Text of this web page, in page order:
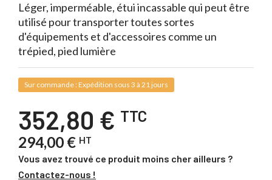
Léger, imperméable, étui incassable qui peut être
utilisé pour transporter toutes sortes
d'équipements et d'accessoires comme un
trépied, pied lumière
Sur commande : Expédition sous 3 à 21 jours
352,80 € TTC
294,00 € HT
Vous avez trouvé ce produit moins cher ailleurs ?
Contactez-nous !